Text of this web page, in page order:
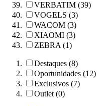
VERBATIM (39)
VOGELS (3)
WACOM (3)
XIAOMI (3)
ZEBRA (1)
Destaques (8)
Oportunidades (12)
Exclusivos (7)
Outlet (0)